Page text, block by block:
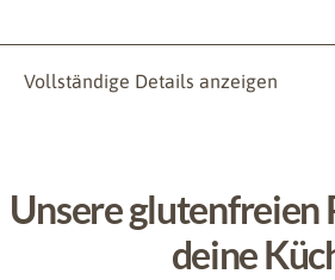
Vollständige Details anzeigen
Unsere glutenfreien
deine